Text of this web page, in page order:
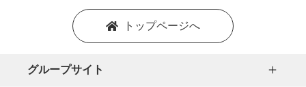
トップページへ
グループサイト